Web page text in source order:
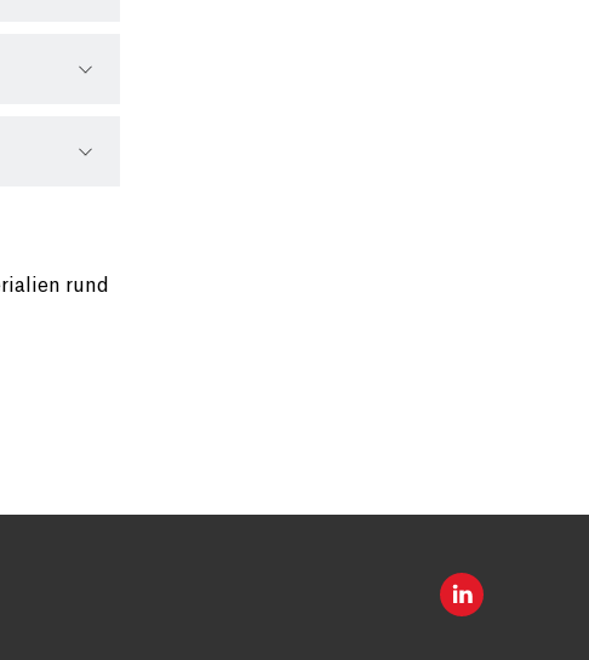
rund